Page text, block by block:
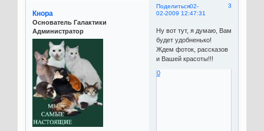
Поделиться 3
02-
02-2009 12:47:31
Кнора
Основатель Галактики
Администратор
Ну вот тут, я думаю, Вам
будет удобненько!
Ждем фоток, рассказов
и Вашей красоты!!!
0